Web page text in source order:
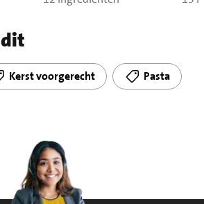
Kerst voorgerecht Pasta